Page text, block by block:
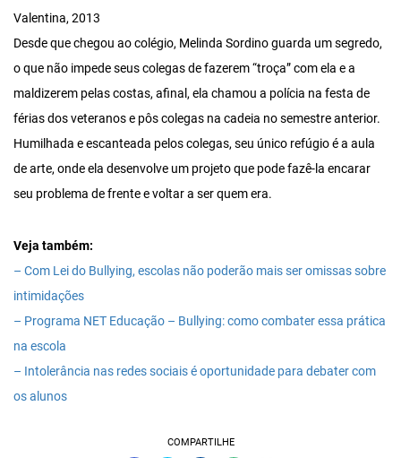
Valentina, 2013
Desde que chegou ao colégio, Melinda Sordino guarda um segredo,
o que não impede seus colegas de fazerem “troça” com ela e a
maldizerem pelas costas, afinal, ela chamou a polícia na festa de
férias dos veteranos e pôs colegas na cadeia no semestre anterior.
Humilhada e escanteada pelos colegas, seu único refúgio é a aula
de arte, onde ela desenvolve um projeto que pode fazê-la encarar
seu problema de frente e voltar a ser quem era.
Veja também:
– Com Lei do Bullying, escolas não poderão mais ser omissas sobre
intimidações
– Programa NET Educação – Bullying: como combater essa prática
na escola
– Intolerância nas redes sociais é oportunidade para debater com
os alunos
COMPARTILHE